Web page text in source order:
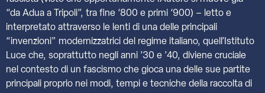
“da Adua a Tripoli”, tra fine ‘800 e primi ‘900) – letto e
interpretato attraverso le lenti di una delle principali
“invenzioni” modernizzatrici del regime italiano, quell’Istituto
Luce che, soprattutto negli anni ’30 e ’40, diviene cruciale
nel contesto di un fascismo che gioca una delle sue partite
principali proprio nei modi, tempi e tecniche della raccolta di